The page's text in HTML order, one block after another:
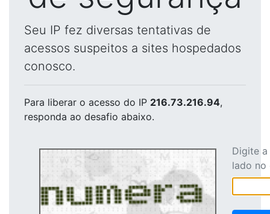
Seu IP fez diversas tentativas de
acessos suspeitos a sites hospedados
conosco.
Para liberar o acesso do IP 216.73.216.94,
responda ao desafio abaixo.
Digite
lado no